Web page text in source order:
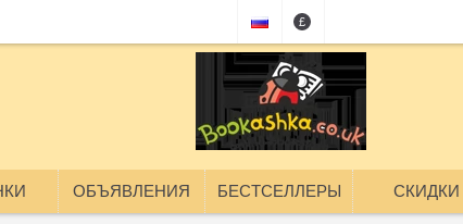
£
ОБЪЯВЛЕНИЯ БЕСТСЕЛЛЕРЫ СКИДКИ